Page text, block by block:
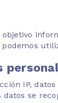
IP,
se